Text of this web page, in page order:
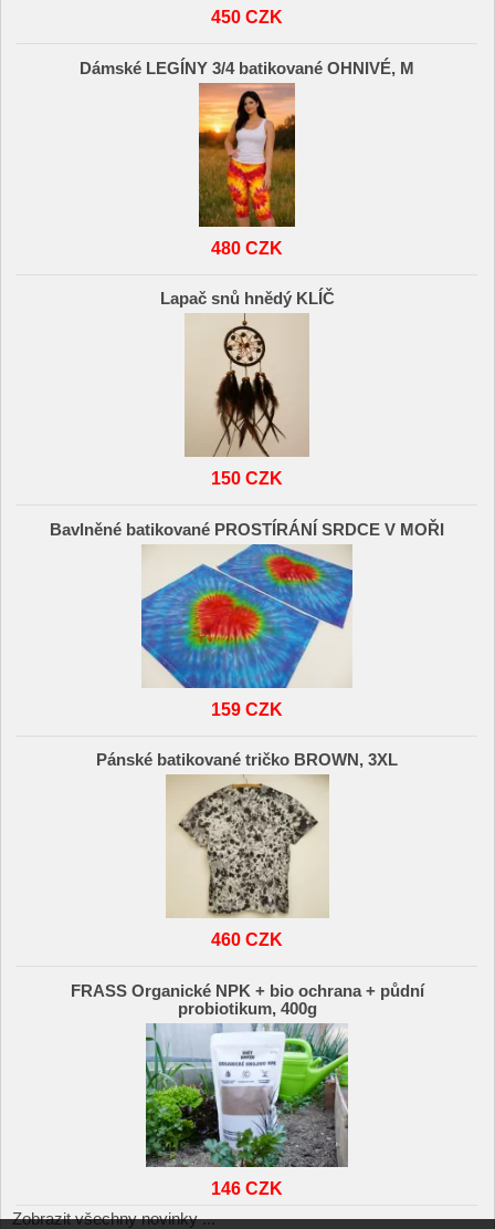
450 CZK
Dámské LEGÍNY 3/4 batikované OHNIVÉ, M
480 CZK
Lapač snů hnědý KLÍČ
150 CZK
Bavlněné batikované PROSTÍRÁNÍ SRDCE V MOŘI
159 CZK
Pánské batikované tričko BROWN, 3XL
460 CZK
FRASS Organické NPK + bio ochrana + půdní
probiotikum, 400g
146 CZK
Zobrazit všechny novinky ...